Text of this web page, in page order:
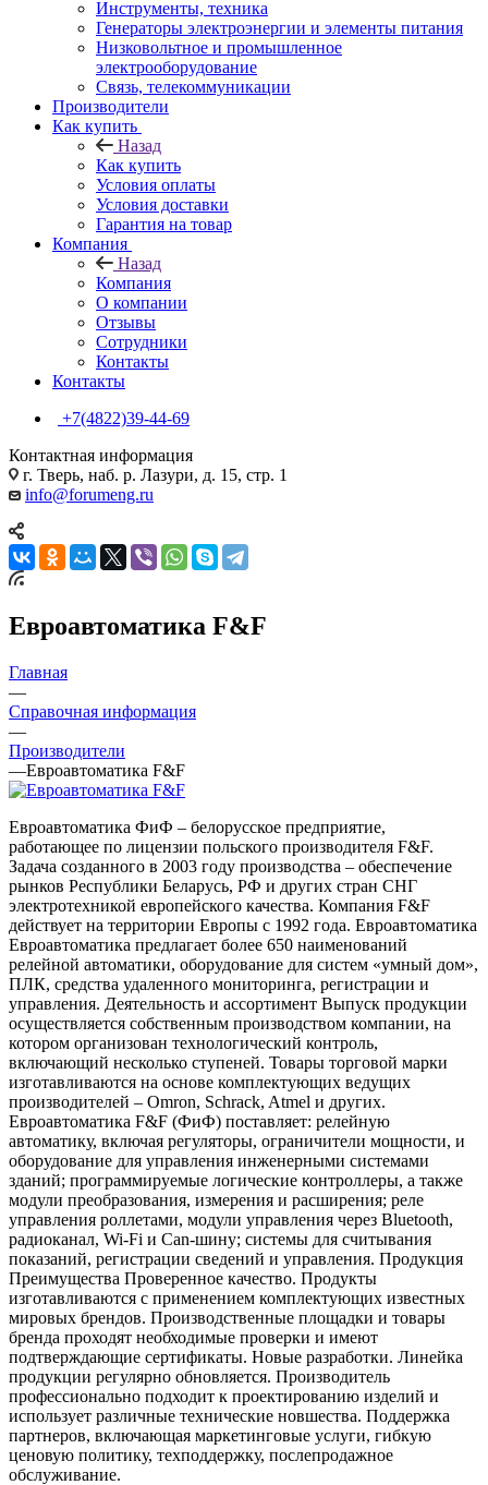
Инструменты, техника
Генераторы электроэнергии и элементы питания
Низковольтное и промышленное
электрооборудование
Связь, телекоммуникации
Производители
Как купить
Назад
Как купить
Условия оплаты
Условия доставки
Гарантия на товар
Компания
Назад
Компания
О компании
Отзывы
Сотрудники
Контакты
Контакты
+7(4822)39-44-69
Контактная информация
г. Тверь, наб. р. Лазури, д. 15, стр. 1
info@forumeng.ru
Евроавтоматика F&F
Главная
—
Справочная информация
—
Производители
—Евроавтоматика F&F
Евроавтоматика ФиФ – белорусское предприятие,
работающее по лицензии польского производителя F&F.
Задача созданного в 2003 году производства – обеспечение
рынков Республики Беларусь, РФ и других стран СНГ
электротехникой европейского качества. Компания F&F
действует на территории Европы с 1992 года. Евроавтоматика
Евроавтоматика предлагает более 650 наименований
релейной автоматики, оборудование для систем «умный дом»,
ПЛК, средства удаленного мониторинга, регистрации и
управления. Деятельность и ассортимент Выпуск продукции
осуществляется собственным производством компании, на
котором организован технологический контроль,
включающий несколько ступеней. Товары торговой марки
изготавливаются на основе комплектующих ведущих
производителей – Omron, Schrack, Atmel и других.
Евроавтоматика F&F (ФиФ) поставляет: релейную
автоматику, включая регуляторы, ограничители мощности, и
оборудование для управления инженерными системами
зданий; программируемые логические контроллеры, а также
модули преобразования, измерения и расширения; реле
управления роллетами, модули управления через Bluetooth,
радиоканал, Wi-Fi и Can-шину; системы для считывания
показаний, регистрации сведений и управления. Продукция
Преимущества Проверенное качество. Продукты
изготавливаются с применением комплектующих известных
мировых брендов. Производственные площадки и товары
бренда проходят необходимые проверки и имеют
подтверждающие сертификаты. Новые разработки. Линейка
продукции регулярно обновляется. Производитель
профессионально подходит к проектированию изделий и
использует различные технические новшества. Поддержка
партнеров, включающая маркетинговые услуги, гибкую
ценовую политику, техподдержку, послепродажное
обслуживание.